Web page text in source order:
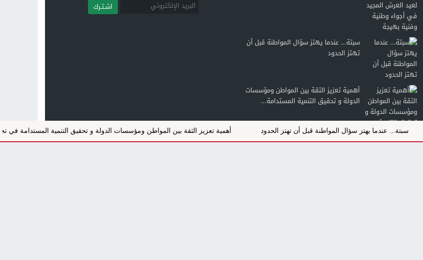
سبتة… عندما يهتز سؤال المواطنة قبل أن
تهتز الحدود
أهمية تعزيز الثقة بين المواطن ومؤسسات
الدولة و تحقيق التنمية المستدامة...
اشـتـرك
سبتة... عندما يهتز سؤال المواطنة قبل أن تهتز الحدود أهمية تعزيز الثقة بين المواطن ومؤسسات الدولة و تحقيق التنمية المستدامة في تجاوز